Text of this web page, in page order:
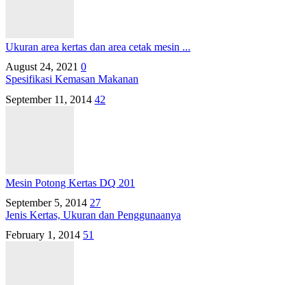
Ukuran area kertas dan area cetak mesin ...
August 24, 2021 0
Spesifikasi Kemasan Makanan
September 11, 2014 42
Mesin Potong Kertas DQ 201
September 5, 2014 27
Jenis Kertas, Ukuran dan Penggunaanya
February 1, 2014 51